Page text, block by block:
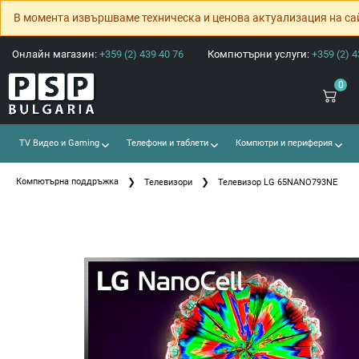
В момента извършваме техническа и ценова актуализация на
Онлайн магазин: +359 (2) 439 40 76 Компютърни услуги: +359 (2)
0
TV Видео и Gaming Телефони и таблети Компютри и периферия
Компютърна поддръжка Телевизори Телевизор LG 65NANO793NE